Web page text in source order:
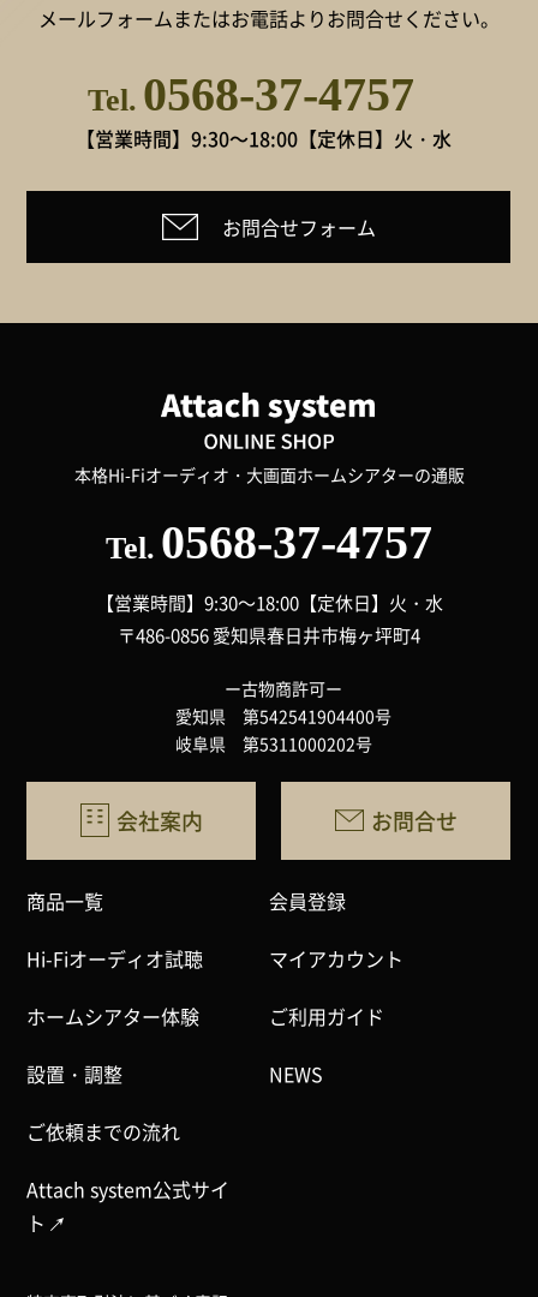
メールフォームまたはお電話よりお問合せください。
Tel. 0568-37-4757
【営業時間】9:30～18:00【定休日】火・水
お問合せフォーム
本格Hi-Fiオーディオ・大画面ホームシアターの通販
Tel. 0568-37-4757
【営業時間】9:30～18:00【定休日】火・水
〒486-0856 愛知県春日井市梅ヶ坪町4
ー古物商許可ー
愛知県 第542541904400号
岐阜県 第5311000202号
会社案内 お問合せ
商品一覧
Hi-Fiオーディオ試聴
ホームシアター体験
設置・調整
ご依頼までの流れ
Attach system公式サイ
ト
会員登録
マイアカウント
ご利用ガイド
NEWS